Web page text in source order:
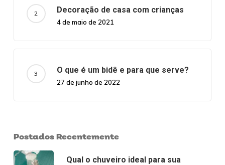
Decoração de casa com crianças
4 de maio de 2021
O que é um bidê e para que serve?
27 de junho de 2022
Postados Recentemente
Qual o chuveiro ideal para sua